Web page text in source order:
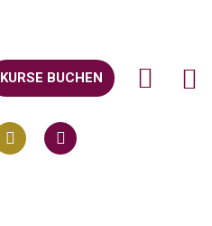
KURSE BUCHEN